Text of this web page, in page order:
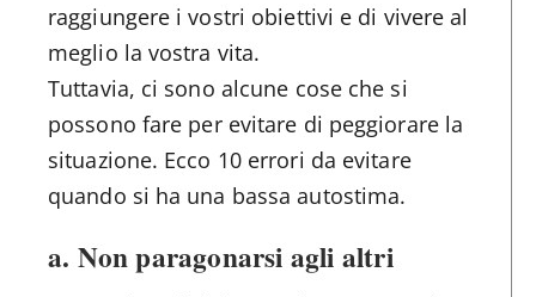
raggiungere i vostri obiettivi e di vivere al
meglio la vostra vita.
Tuttavia, ci sono alcune cose che si
possono fare per evitare di peggiorare la
situazione. Ecco 10 errori da evitare
quando si ha una bassa autostima.
a. Non paragonarsi agli altri